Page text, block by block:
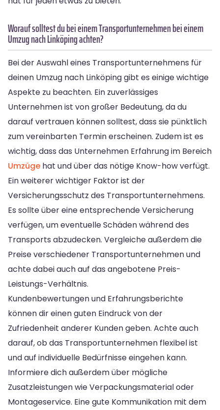
Worauf solltest du bei einem Transportunternehmen bei einem
Umzug nach Linköping achten?
Bei der Auswahl eines Transportunternehmens für
deinen Umzug nach Linköping gibt es einige wichtige
Aspekte zu beachten. Ein zuverlässiges
Unternehmen ist von großer Bedeutung, da du
darauf vertrauen können solltest, dass sie pünktlich
zum vereinbarten Termin erscheinen. Zudem ist es
wichtig, dass das Unternehmen Erfahrung im Bereich
Umzüge hat und über das nötige Know-how verfügt.
Ein weiterer wichtiger Faktor ist der
Versicherungsschutz des Transportunternehmens.
Es sollte über eine entsprechende Versicherung
verfügen, um eventuelle Schäden während des
Transports abzudecken. Vergleiche außerdem die
Preise verschiedener Transportunternehmen und
achte dabei auch auf das angebotene Preis-
Leistungs-Verhältnis.
Kundenbewertungen und Erfahrungsberichte
können dir einen guten Eindruck von der
Zufriedenheit anderer Kunden geben. Achte auch
darauf, ob das Transportunternehmen flexibel ist
und auf individuelle Bedürfnisse eingehen kann.
Informiere dich außerdem über mögliche
Zusatzleistungen wie Verpackungsmaterial oder
Montageservice. Eine gute Kommunikation mit dem